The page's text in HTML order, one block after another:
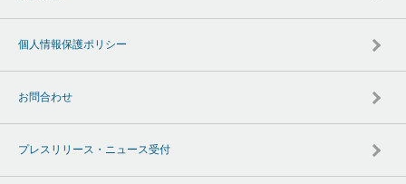
個人情報保護ポリシー
お問合わせ
プレスリリース・ニュース受付